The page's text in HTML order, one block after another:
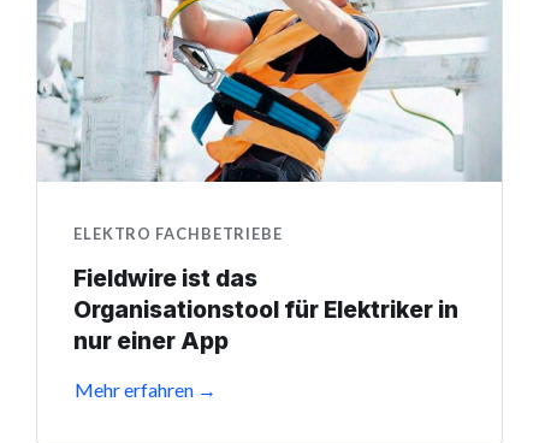
ELEKTRO FACHBETRIEBE
Fieldwire ist das
Organisationstool für Elektriker in
nur einer App
Mehr erfahren →